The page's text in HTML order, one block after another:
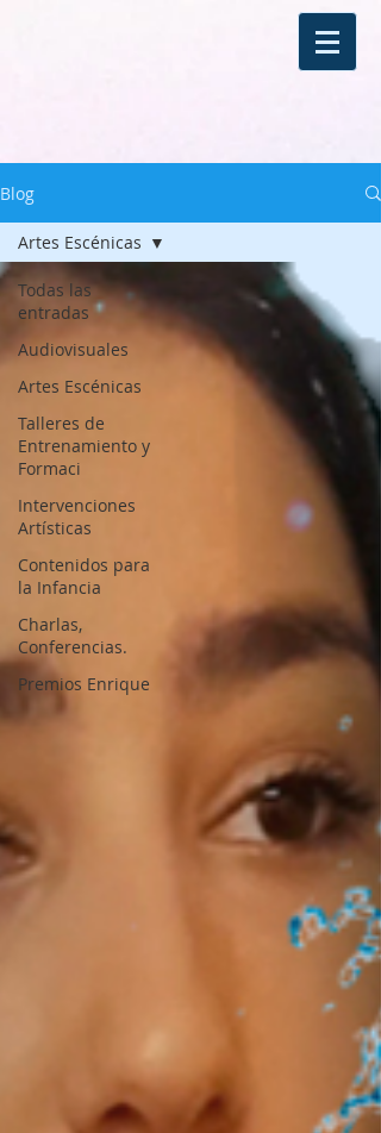
Blog
Todas las
entradas
Audiovisuales
Artes Escénicas
Talleres de
Entrenamiento y
Formaci
Intervenciones
Artísticas
Contenidos para
la Infancia
Charlas,
Conferencias.
Premios Enrique
Artes Escénicas